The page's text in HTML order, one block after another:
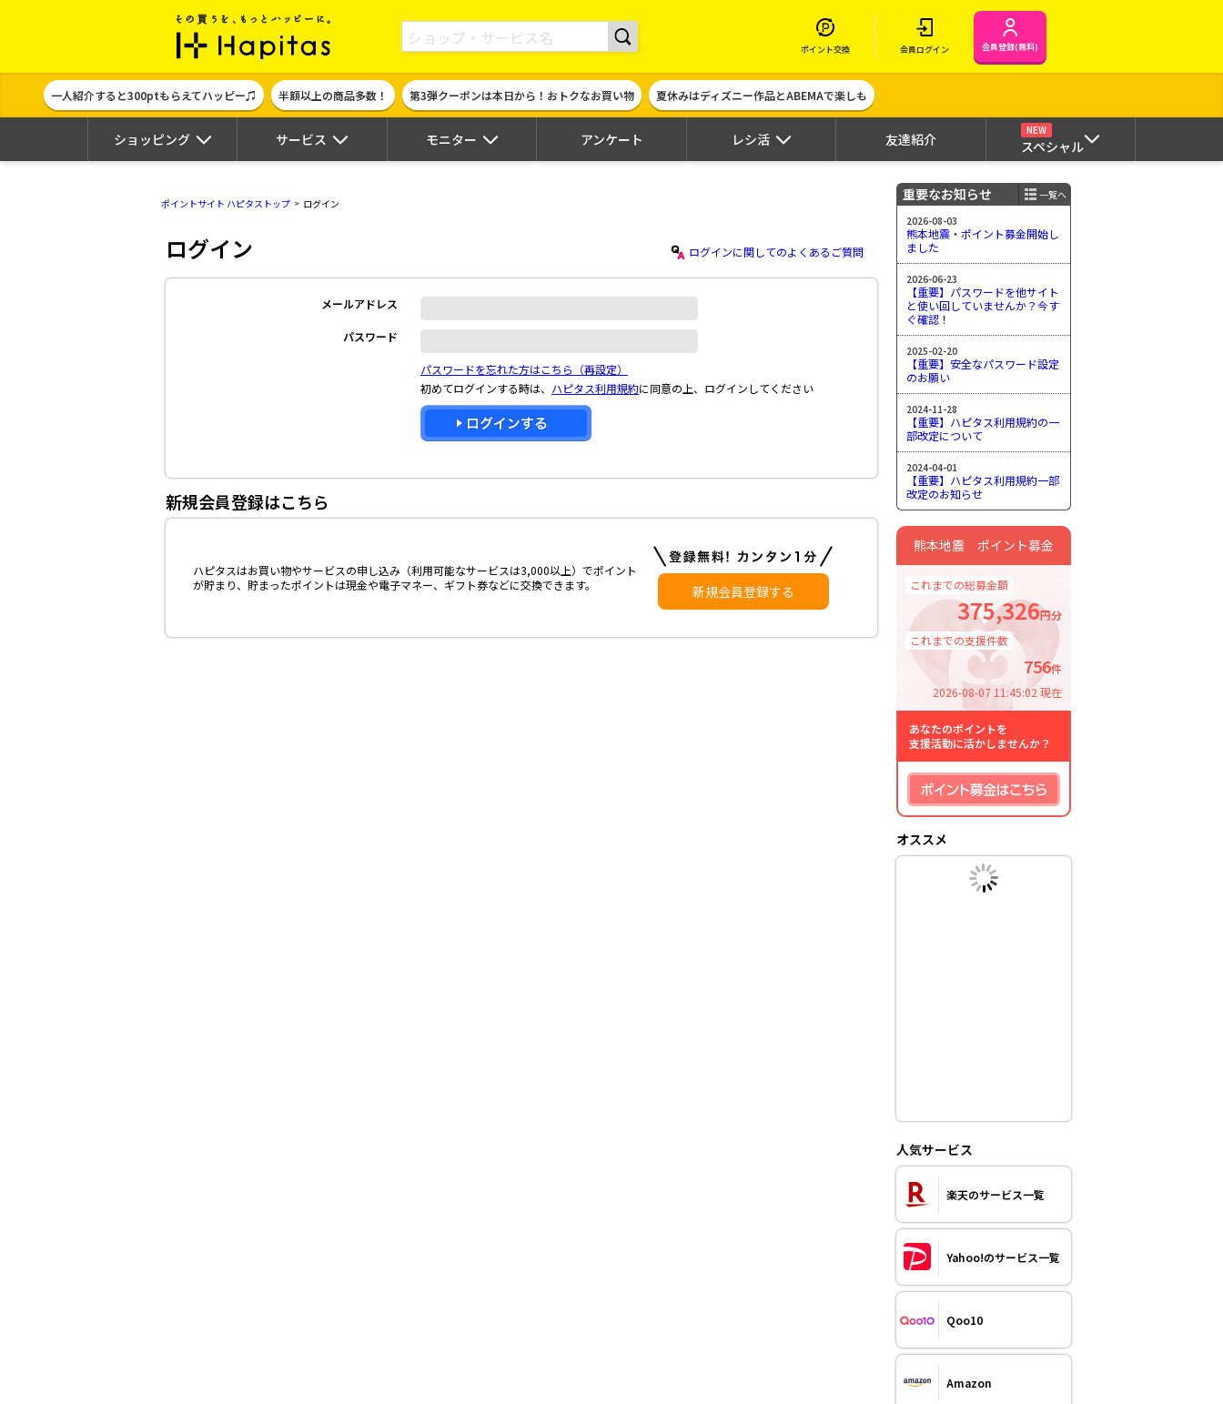
ポイント貯めて現金やギフト券に交換できるポイントサイト | ハピタス
ポイント交換 会員ログイン 会員登録(無料)
一人紹介すると300ptもらえてハッピー♫ 半額以上の商品多数！ 第3弾クーポンは本日から！おトクなお買い物 夏休みはディズニー作品とABEMAで楽しも
ショッピング サービス モニター アンケート レシ活 友達紹介
NEW
スペシャル
ポイントサイト ハピタストップ ログイン
ログイン ログインに関してのよくあるご質問
メールアドレス
パスワード
パスワードを忘れた方はこちら（再設定）
初めてログインする時は、 ハピタス利用規約に同意の上、ログインしてください
新規会員登録はこちら
ハピタスはお買い物やサービスの申し込み（利用可能なサービスは3,000以上）でポイント
が貯まり、貯まったポイントは現金や電子マネー、ギフト券などに交換できます。
新規会員登録する
重要なお知らせ
一覧へ
2026-08-03
熊本地震・ポイント募金開始し
ました
2026-06-23
【重要】パスワードを他サイト
と使い回していませんか？今す
ぐ確認！
2025-02-20
【重要】安全なパスワード設定
のお願い
2024-11-28
【重要】ハピタス利用規約の一
部改定について
2024-04-01
【重要】ハピタス利用規約一部
改定のお知らせ
熊本地震 ポイント募金
これまでの総募金額
375,326円分
これまでの支援件数
756件
2026-08-07 11:45:02 現在
あなたのポイントを
支援活動に活かしませんか？
オススメ
人気サービス
楽天のサービス一覧
Yahoo!のサービス一覧
Qoo10
Amazon